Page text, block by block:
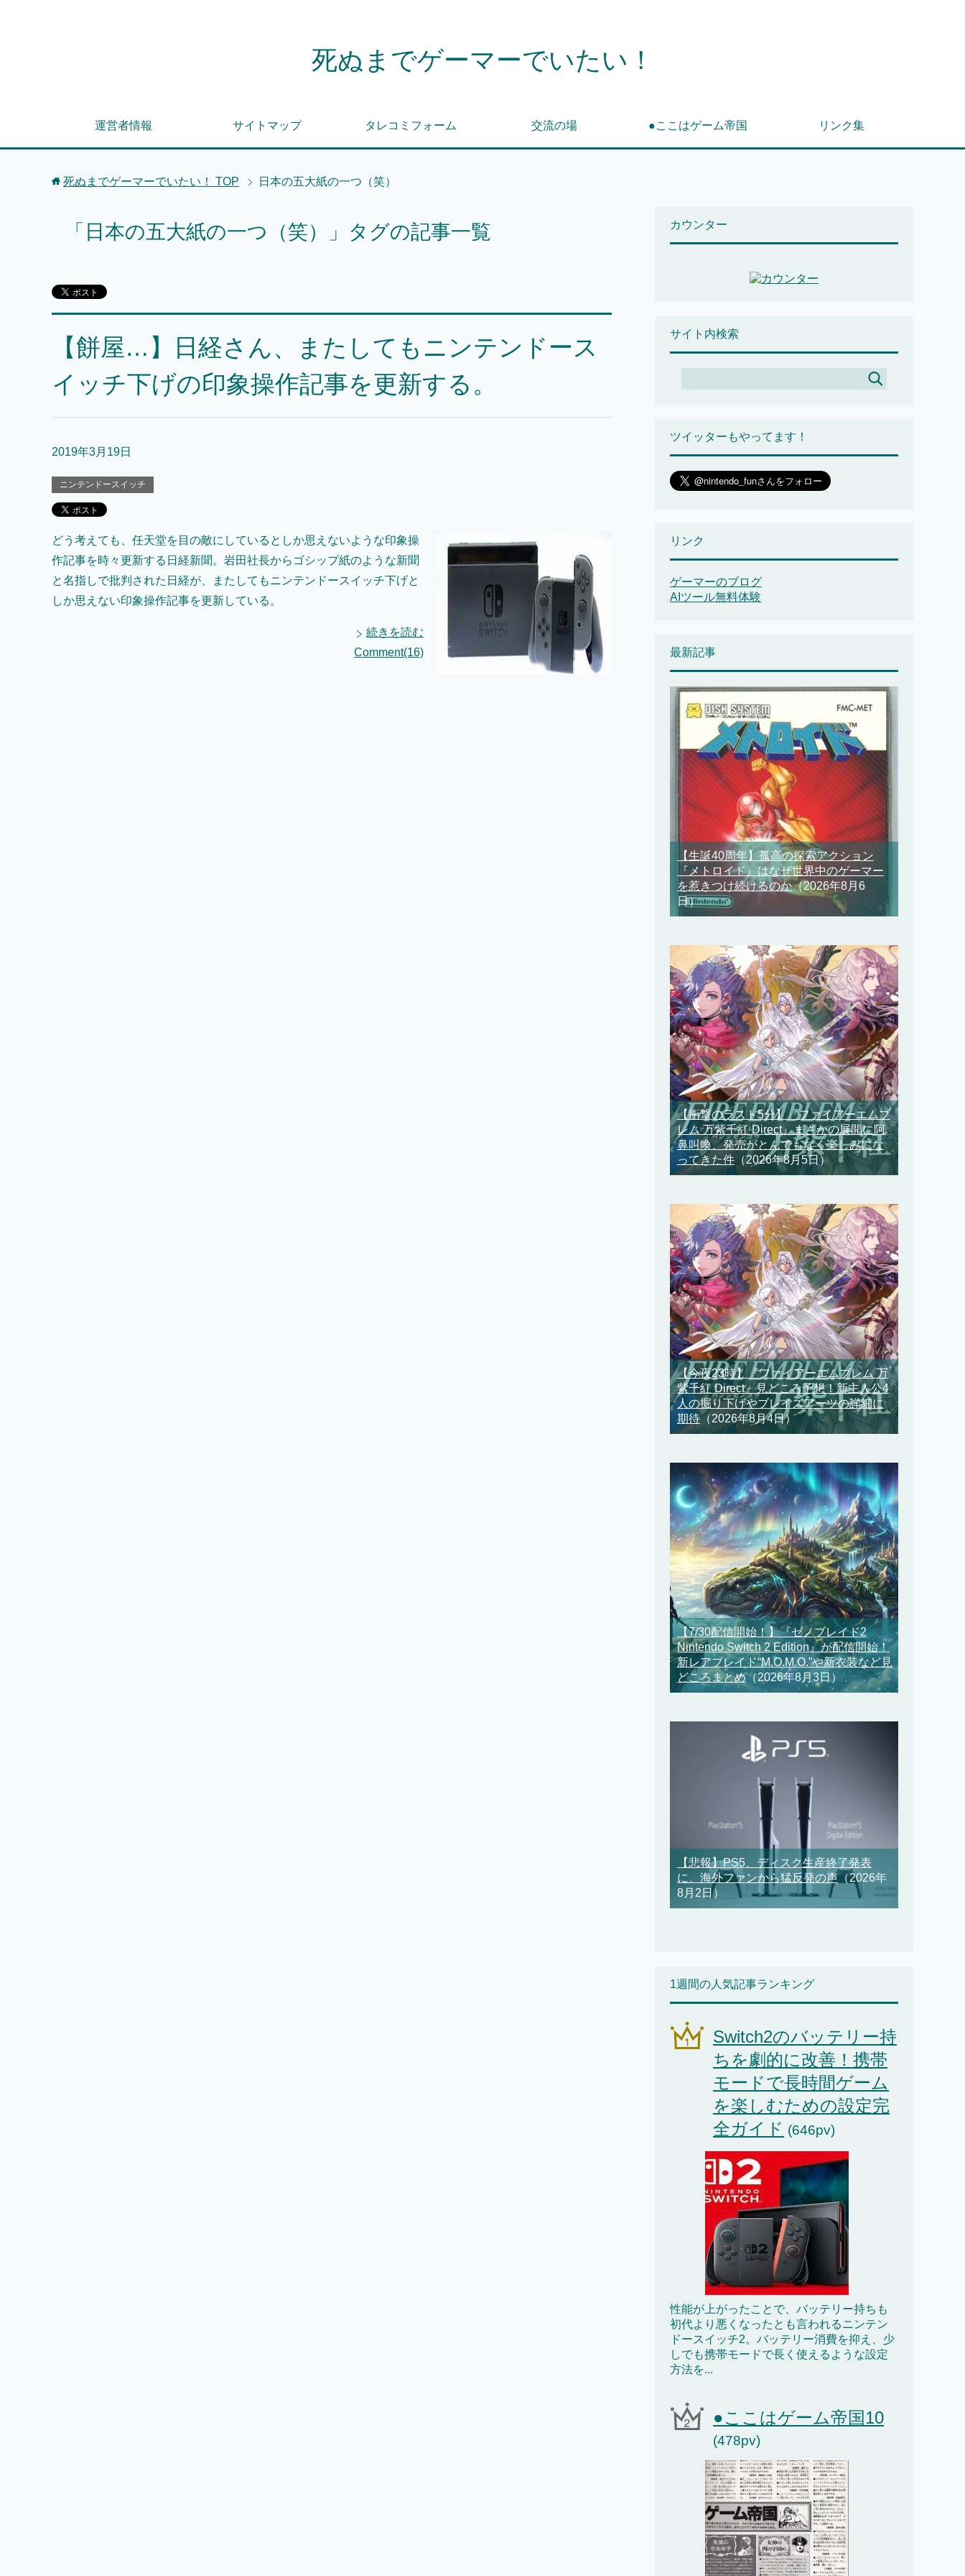
死ぬまでゲーマーでいたい！
運営者情報 サイトマップ タレコミフォーム 交流の場 ●ここはゲーム帝国 リンク集
死ぬまでゲーマーでいたい！ TOP 日本の五大紙の一つ（笑）
「日本の五大紙の一つ（笑）」タグの記事一覧
【餅屋…】日経さん、またしてもニンテンドース
イッチ下げの印象操作記事を更新する。
2019年3月19日
ニンテンドースイッチ
どう考えても、任天堂を目の敵にしているとしか思えないような印象操
作記事を時々更新する日経新聞。岩田社長からゴシップ紙のような新聞
と名指しで批判された日経が、またしてもニンテンドースイッチ下げと
しか思えない印象操作記事を更新している。
続きを読む
Comment(16)
カウンター
サイト内検索
ツイッターもやってます！
リンク
ゲーマーのブログ
AIツール無料体験
最新記事
【生誕40周年】孤高の探索アクション
『メトロイド』はなぜ世界中のゲーマー
を惹きつけ続けるのか（2026年8月6
日）
【衝撃のラスト5分】『ファイアーエムブ
レム 万紫千紅 Direct』まさかの展開に阿
鼻叫喚、発売がとんでもなく楽しみにな
ってきた件 （2026年8月5日）
【今夜23時】『ファイアーエムブレム 万
紫千紅 Direct』見どころ予想！新主人公4
人の掘り下げやブレイズアーツの詳細に
期待（2026年8月4日）
【7/30配信開始！】『ゼノブレイド2
Nintendo Switch 2 Edition』が配信開始！
新レアブレイド“M.O.M.O.”や新衣装など見
どころまとめ（2026年8月3日）
【悲報】PS5、ディスク生産終了発表
に、海外ファンから猛反発の声（2026年
8月2日）
1週間の人気記事ランキング
Switch2のバッテリー持
ちを劇的に改善！携帯
モードで長時間ゲーム
を楽しむための設定完
全ガイド (646pv)
性能が上がったことで、バッテリー持ちも
初代より悪くなったとも言われるニンテン
ドースイッチ2。バッテリー消費を抑え、少
しでも携帯モードで長く使えるような設定
方法を...
●ここはゲーム帝国10
(478pv)